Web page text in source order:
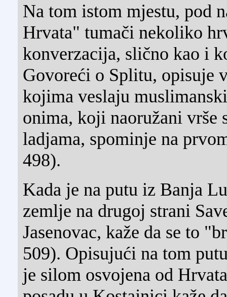
Na tom istom mjestu, pod
Hrvata" tumači nekoliko
konverzacija, slično kao i
Govoreći o Splitu, opisuje
kojima veslaju
onima, koji naoružani vrše
ladjama, spominje na
498).
Kada je na putu iz Banja
zemlje na drugoj strani
Jasenovac, kaže da se to
509). Opisujući na tom
je silom osvojena od